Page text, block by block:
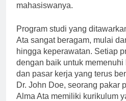
mahasiswanya.
Program studi yang
Ata sangat beragam, mulai
hingga keperawatan. Setiap
dengan baik untuk
dan pasar kerja yang terus
Dr. John Doe, seorang pakar
Alma Ata memiliki kurikulum